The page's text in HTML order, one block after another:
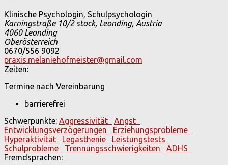
Klinische Psychologin, Schulpsychologin
Karningstraße 10/2 stock, Leonding, Austria
4060 Leonding
Oberösterreich
0670/556 9092
praxis.melaniehofmeister@gmail.com
Zeiten:
Termine nach Vereinbarung
barrierefrei
Schwerpunkte: Aggressivität
Angst
Entwicklungsverzögerungen
Erziehungsprobleme
Hyperaktivität
Legasthenie
Leistungstests
Schulprobleme
Trennungsschwierigkeiten
ADHS
Fremdsprachen: